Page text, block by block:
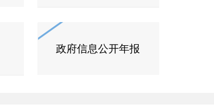
政府信息公开年报